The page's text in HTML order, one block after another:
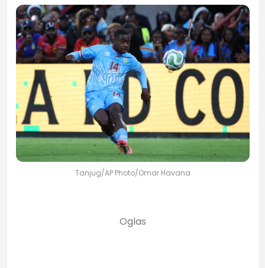
Tanjug/AP Photo/Omar Havana